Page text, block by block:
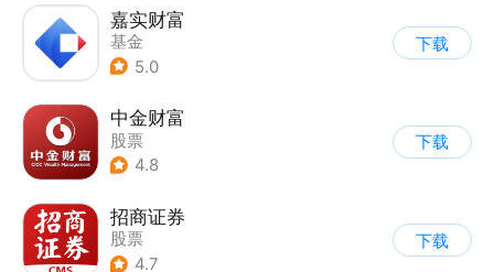
嘉实财富
基金
5.0
下载
中金财富
股票
4.8
下载
招商证券
股票
4.7
下载